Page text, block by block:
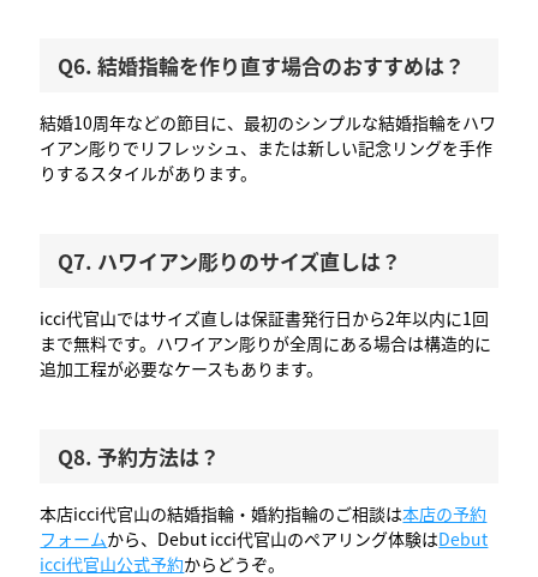
Q6. 結婚指輪を作り直す場合のおすすめは？
結婚10周年などの節目に、最初のシンプルな結婚指輪をハワ
イアン彫りでリフレッシュ、または新しい記念リングを手作
りするスタイルがあります。
Q7. ハワイアン彫りのサイズ直しは？
icci代官山ではサイズ直しは保証書発行日から2年以内に1回
まで無料です。ハワイアン彫りが全周にある場合は構造的に
追加工程が必要なケースもあります。
Q8. 予約方法は？
本店icci代官山の結婚指輪・婚約指輪のご相談は本店の予約
フォームから、Debut icci代官山のペアリング体験はDebut
icci代官山公式予約からどうぞ。